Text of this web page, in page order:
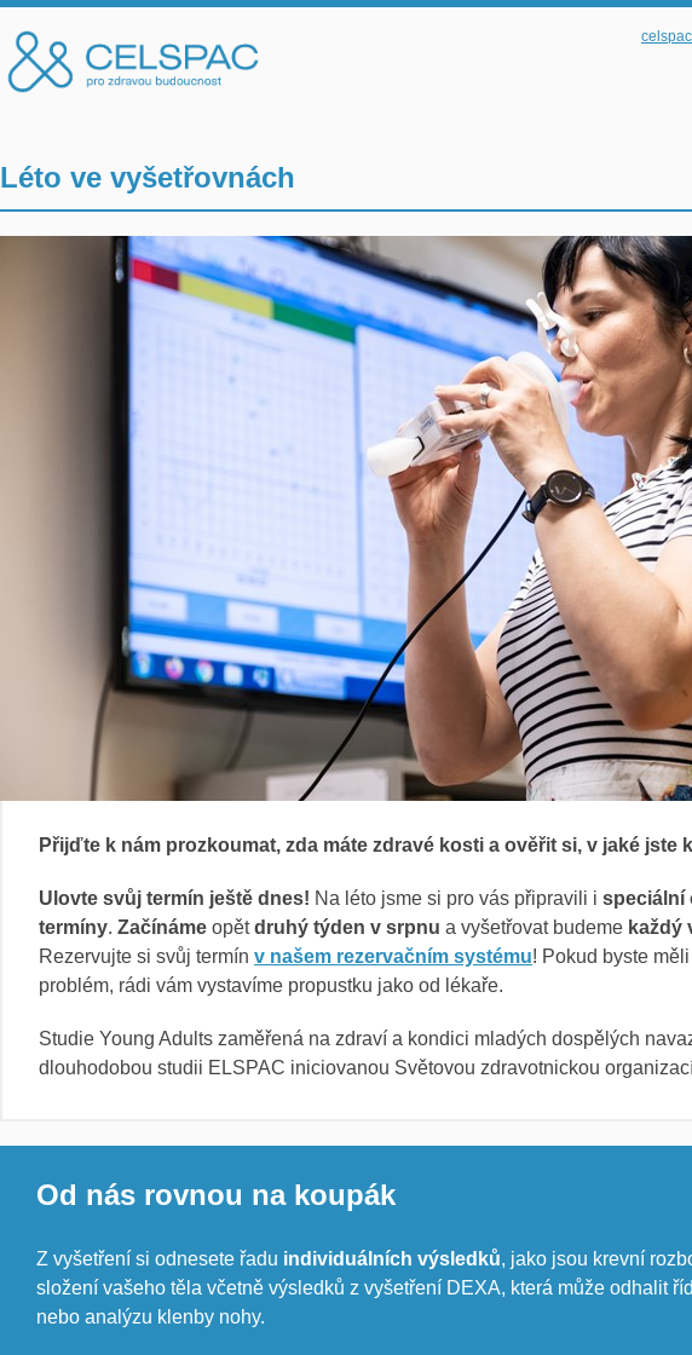
Léto ve vyšetřovnách
Přijďte k nám prozkoumat, zda máte zdravé kosti a ověřit si, v jaké jste
Ulovte svůj termín ještě dnes! Na léto jsme si pro vás připravili i speciální
termíny. Začínáme opětdruhý týden v srpnu a vyšetřovat budeme každý
Rezervujte si svůj termín v našem rezervačním systému! Pokud byste
problém, rádi vám vystavíme propustku jako od lékaře.
Studie Young Adults zaměřená na zdraví a kondici mladých dospělých
dlouhodobou studii ELSPAC iniciovanou Světovou zdravotnickou
Od nás rovnou na koupák
Z vyšetření si odnesete řadu individuálních výsledků, jako jsou krevní
složení vašeho těla včetně výsledků z vyšetření DEXA, která může odhalit
nebo analýzu klenby nohy.